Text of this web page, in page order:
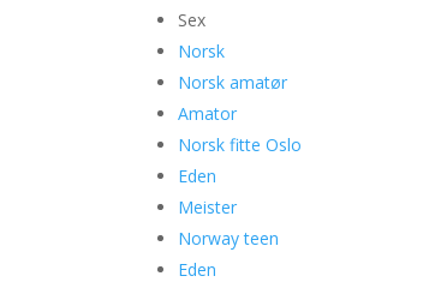
Sex
Norsk
Norsk amatør
Amator
Norsk fitte Oslo
Eden
Meister
Norway teen
Eden